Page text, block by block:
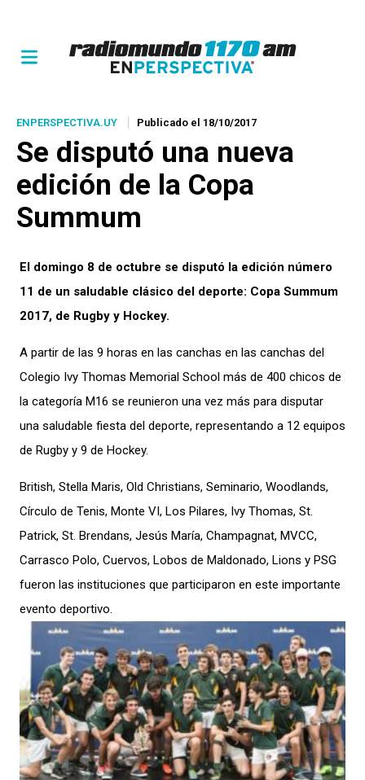
ENPERSPECTIVA.UY Publicado el 18/10/2017
Se disputó una nueva
edición de la Copa
Summum
El domingo 8 de octubre se disputó la edición número
11 de un saludable clásico del deporte: Copa Summum
2017, de Rugby y Hockey.
A partir de las 9 horas en las canchas en las canchas del
Colegio Ivy Thomas Memorial School más de 400 chicos de
la categoría M16 se reunieron una vez más para disputar
una saludable fiesta del deporte, representando a 12 equipos
de Rugby y 9 de Hockey.
British, Stella Maris, Old Christians, Seminario, Woodlands,
Círculo de Tenis, Monte VI, Los Pilares, Ivy Thomas, St.
Patrick, St. Brendans, Jesús María, Champagnat, MVCC,
Carrasco Polo, Cuervos, Lobos de Maldonado, Lions y PSG
fueron las instituciones que participaron en este importante
evento deportivo.